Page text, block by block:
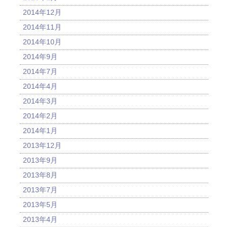
2014年12月
2014年11月
2014年10月
2014年9月
2014年7月
2014年4月
2014年3月
2014年2月
2014年1月
2013年12月
2013年9月
2013年8月
2013年7月
2013年5月
2013年4月